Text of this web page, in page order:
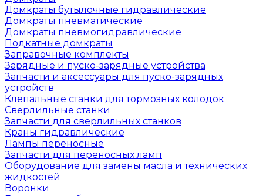
Домкраты бутылочные гидравлические
Домкраты пневматические
Домкраты пневмогидравлические
Подкатные домкраты
Заправочные комплекты
Зарядные и пуско-зарядные устройства
Запчасти и аксессуары для пуско-зарядных
устройств
Клепальные станки для тормозных колодок
Сверлильные станки
Запчасти для сверлильных станков
Краны гидравлические
Лампы переносные
Запчасти для переносных ламп
Оборудование для замены масла и технических
жидкостей
Воронки